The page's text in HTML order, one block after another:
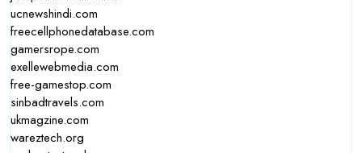
ucnewshindi.com
freecellphonedatabase.com
gamersrope.com
exellewebmedia.com
free-gamestop.com
sinbadtravels.com
ukmagzine.com
wareztech.org